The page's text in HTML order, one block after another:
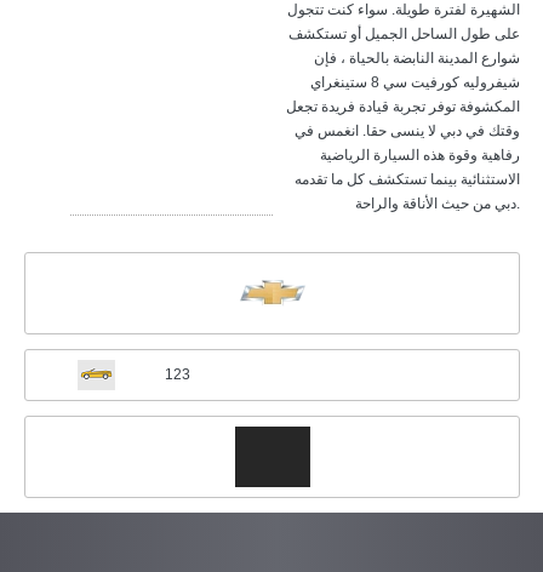
الشهيرة لفترة طويلة. سواء كنت تتجول
على طول الساحل الجميل أو تستكشف
شوارع المدينة النابضة بالحياة ، فإن
شيفروليه كورفيت سي 8 ستينغراي
المكشوفة توفر تجربة قيادة فريدة تجعل
وقتك في دبي لا ينسى حقا. انغمس في
رفاهية وقوة هذه السيارة الرياضية
الاستثنائية بينما تستكشف كل ما تقدمه
دبي من حيث الأناقة والراحة.
123